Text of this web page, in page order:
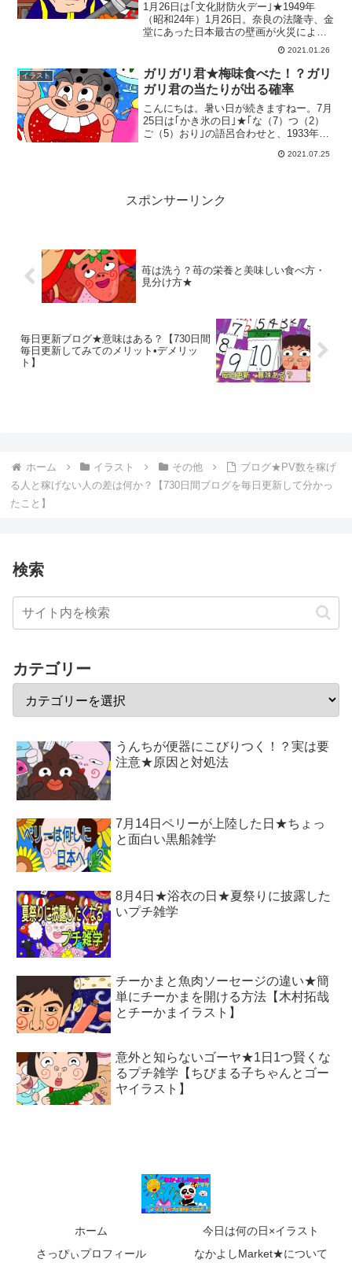
1月26日は｢文化財防火デー｣★1949年
（昭和24年）1月26日。奈良の法隆寺、金
堂にあった日本最古の壁画が火災により
焼損。これをきっかけに、文化財を火災
や震災から守り文化財愛護思想の普及高
揚を図ることを目的として、文化庁と消
防庁が合同で...
2021.01.26
イラスト
ガリガリ君★梅味食べた！？ガリ
ガリ君の当たりが出る確率
こんにちは。暑い日が続きますねー。7月
25日は｢かき氷の日｣★｢な（7）つ（2）
ご（5）おり｣の語呂合わせと、1933年の
高気温40.8度が記録されたことにちなん
2021.07.25
スポンサーリンク
苺は洗う？苺の栄養と美味しい食べ方・
見分け方★
毎日更新ブログ★意味はある？【730日間
毎日更新してみてのメリット•デメリッ
ト】
ホーム イラスト その他
ブログ★PV数を稼げ
る人と稼げない人の差は何か？【730日間ブログを毎日更新して分かっ
たこと】
検索
カテゴリー
うんちが便器にこびりつく！？実は要
注意★原因と対処法
7月14日ペリーが上陸した日★ちょっ
と面白い黒船雑学
8月4日★浴衣の日★夏祭りに披露した
いプチ雑学
チーかまと魚肉ソーセージの違い★簡
単にチーかまを開ける方法【木村拓哉
とチーかまイラスト】
意外と知らないゴーヤ★1日1つ賢くな
るプチ雑学【ちびまる子ちゃんとゴー
ヤイラスト】
ホーム
今日は何の日×イラスト
さっぴぃプロフィール
なかよしMarket★について